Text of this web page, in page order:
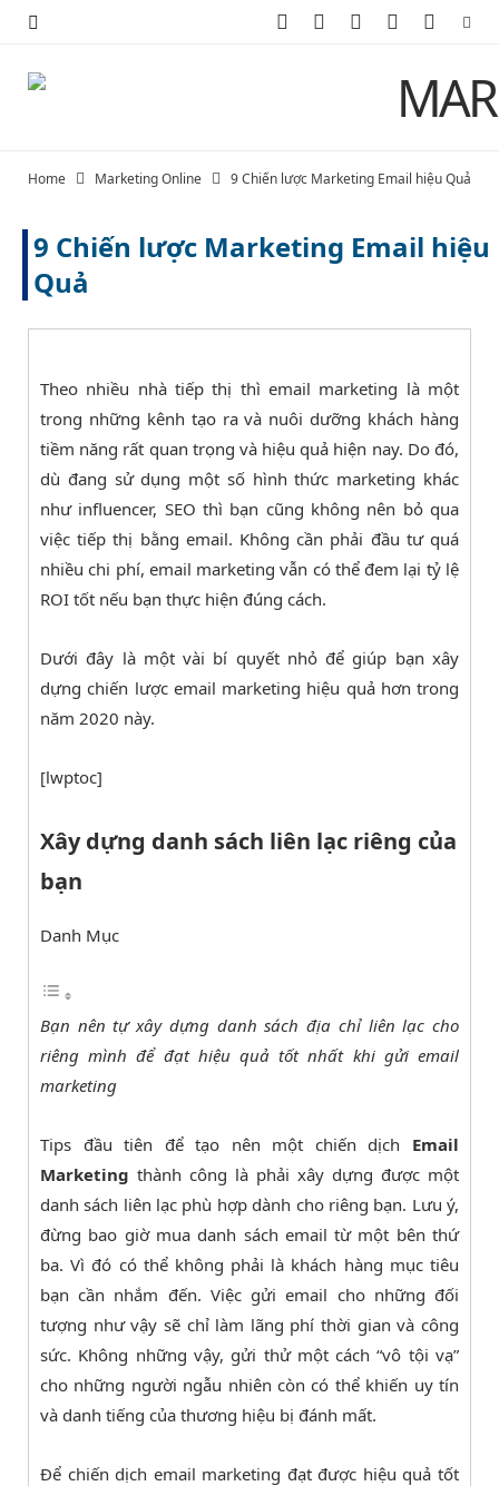
o
k
t
e
)
g
a
m
r
s
u
b
Home Marketing Online 9 Chiến lược Marketing Email hiệu Quả
9 Chiến lược Marketing Email hiệu
Quả
Theo nhiều nhà tiếp thị thì email marketing là một
trong những kênh tạo ra và nuôi dưỡng khách hàng
tiềm năng rất quan trọng và hiệu quả hiện nay. Do đó,
dù đang sử dụng một số hình thức marketing khác
như influencer, SEO thì bạn cũng không nên bỏ qua
việc tiếp thị bằng email. Không cần phải đầu tư quá
nhiều chi phí, email marketing vẫn có thể đem lại tỷ lệ
ROI tốt nếu bạn thực hiện đúng cách.
Dưới đây là một vài bí quyết nhỏ để giúp bạn xây
dựng chiến lược email marketing hiệu quả hơn trong
năm 2020 này.
[lwptoc]
Xây dựng danh sách liên lạc riêng của
bạn
Danh Mục
Bạn nên tự xây dựng danh sách địa chỉ liên lạc cho
riêng mình để đạt hiệu quả tốt nhất khi gửi email
marketing
Tips đầu tiên để tạo nên một chiến dịch Email
Marketing thành công là phải xây dựng được một
danh sách liên lạc phù hợp dành cho riêng bạn. Lưu ý,
đừng bao giờ mua danh sách email từ một bên thứ
ba. Vì đó có thể không phải là khách hàng mục tiêu
bạn cần nhắm đến. Việc gửi email cho những đối
tượng như vậy sẽ chỉ làm lãng phí thời gian và công
sức. Không những vậy, gửi thử một cách “vô tội vạ”
cho những người ngẫu nhiên còn có thể khiến uy tín
và danh tiếng của thương hiệu bị đánh mất.
Để chiến dịch email marketing đạt được hiệu quả tốt